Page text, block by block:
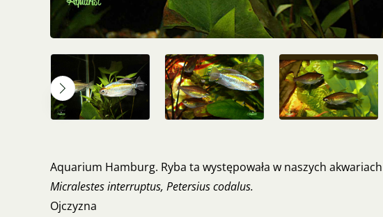
Aquarium Hamburg. Ryba ta występowała w naszych
Micralestes interruptus, Petersius codalus.
Ojczyzna